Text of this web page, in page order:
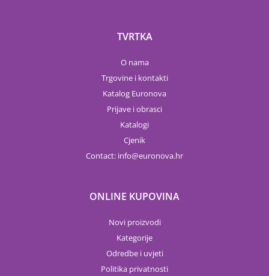
TVRTKA
O nama
Trgovine i kontakti
Katalog Euronova
Prijave i obrasci
Katalogi
Cjenik
Contact: info euronova.hr
ONLINE KUPOVINA
Novi proizvodi
Kategorije
Odredbe i uvjeti
Politika privatnosti